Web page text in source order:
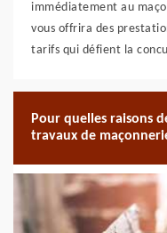
immédiatement au
vous offrira des
tarifs qui défient la
Pour quelles raisons
travaux de